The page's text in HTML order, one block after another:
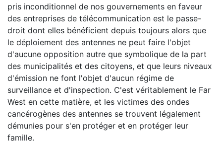
pris inconditionnel de nos gouvernements en faveur
des entreprises de télécommunication est le passe-
droit dont elles bénéficient depuis toujours alors que
le déploiement des antennes ne peut faire l'objet
d'aucune opposition autre que symbolique de la part
des municipalités et des citoyens, et que leurs niveaux
d'émission ne font l'objet d'aucun régime de
surveillance et d'inspection. C'est véritablement le Far
West en cette matière, et les victimes des ondes
cancérogènes des antennes se trouvent légalement
démunies pour s'en protéger et en protéger leur
famille.